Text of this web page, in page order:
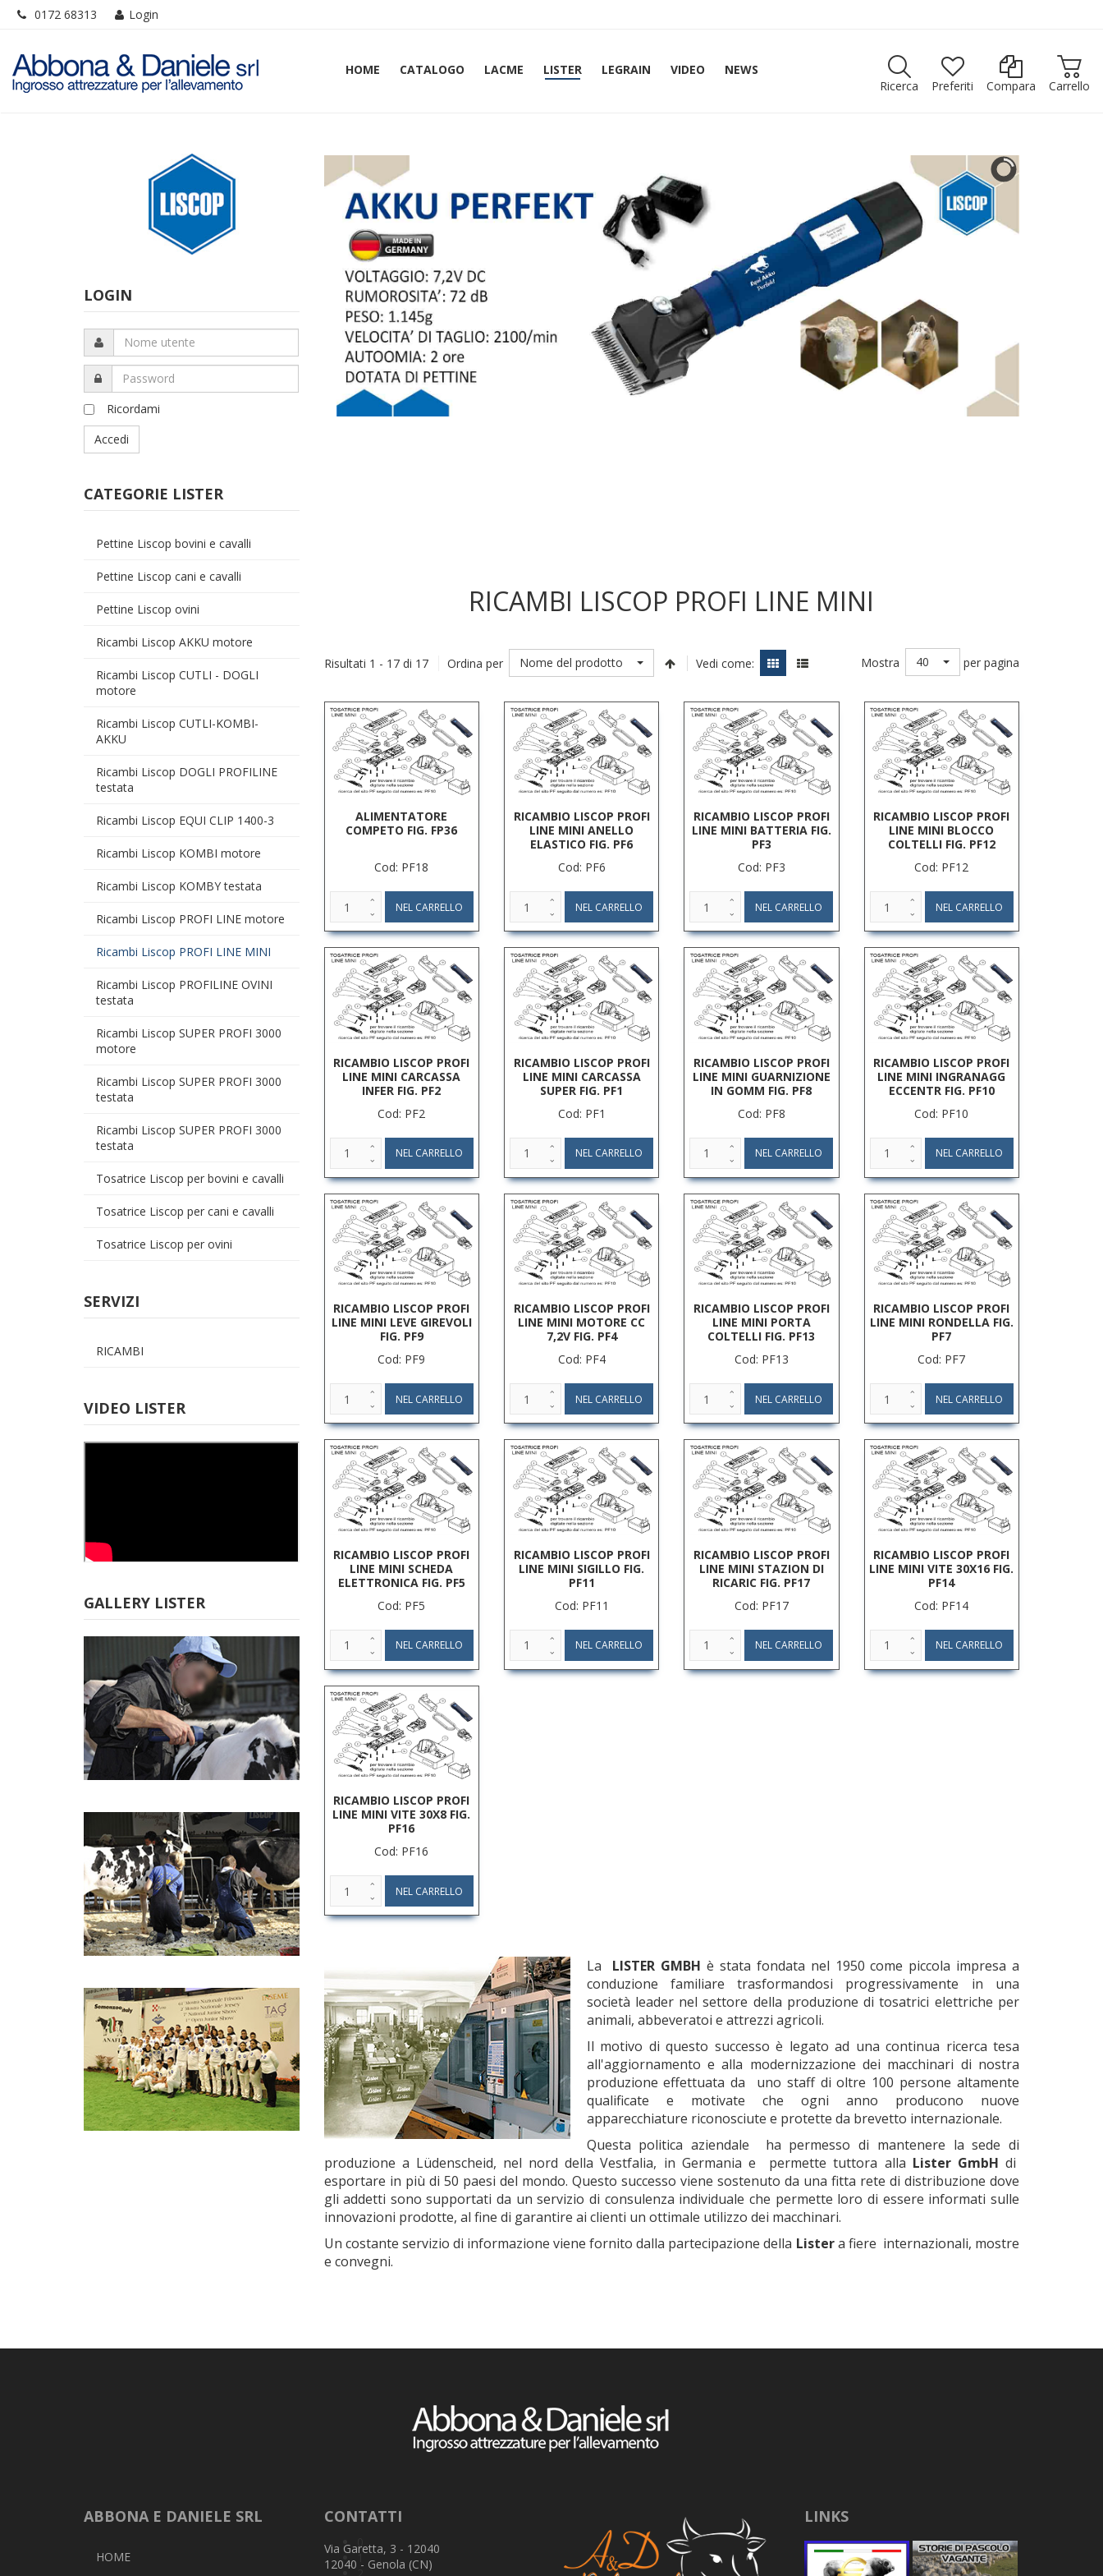
0172 68313 Login
HOME CATALOGO LACME LISTER LEGRAIN VIDEO
NEWS
Ricerca
Preferiti Compara Carrello
LOGIN
Nome
utente
Password
Ricordami
Accedi
CATEGORIE LISTER
Pettine Liscop bovini e cavalli
Pettine Liscop cani e cavalli
Pettine Liscop ovini
Ricambi Liscop AKKU motore
Ricambi Liscop CUTLI - DOGLI
motore
Ricambi Liscop CUTLI-KOMBI-
AKKU
Ricambi Liscop DOGLI PROFILINE
testata
Ricambi Liscop EQUI CLIP 1400-3
Ricambi Liscop KOMBI motore
Ricambi Liscop KOMBY testata
Ricambi Liscop PROFI LINE motore
Ricambi Liscop PROFI LINE MINI
Ricambi Liscop PROFILINE OVINI
testata
Ricambi Liscop SUPER PROFI 3000
motore
Ricambi Liscop SUPER PROFI 3000
testata
Ricambi Liscop SUPER PROFI 3000
testata
Tosatrice Liscop per bovini e cavalli
Tosatrice Liscop per cani e cavalli
Tosatrice Liscop per ovini
SERVIZI
RICAMBI
VIDEO LISTER
GALLERY LISTER
1
RICAMBI LISCOP PROFI LINE MINI
Risultati 1 - 17 di 17 Ordina per Nome del prodotto Vedi come: Mostra 40 per pagina
ALIMENTATORE
COMPETO FIG. FP36
Cod: PF18
RICAMBIO LISCOP PROFI
LINE MINI ANELLO
ELASTICO FIG. PF6
Cod: PF6
RICAMBIO LISCOP PROFI
LINE MINI BATTERIA FIG.
PF3
Cod: PF3
RICAMBIO LISCOP PROFI
LINE MINI BLOCCO
COLTELLI FIG. PF12
Cod: PF12
RICAMBIO LISCOP PROFI
LINE MINI CARCASSA
INFER FIG. PF2
Cod: PF2
RICAMBIO LISCOP PROFI
LINE MINI CARCASSA
SUPER FIG. PF1
Cod: PF1
RICAMBIO LISCOP PROFI
LINE MINI GUARNIZIONE
IN GOMM FIG. PF8
Cod: PF8
RICAMBIO LISCOP PROFI
LINE MINI INGRANAGG
ECCENTR FIG. PF10
Cod: PF10
RICAMBIO LISCOP PROFI
LINE MINI LEVE GIREVOLI
FIG. PF9
Cod: PF9
RICAMBIO LISCOP PROFI
LINE MINI MOTORE CC
7,2V FIG. PF4
Cod: PF4
RICAMBIO LISCOP PROFI
LINE MINI PORTA
COLTELLI FIG. PF13
Cod: PF13
RICAMBIO LISCOP PROFI
LINE MINI RONDELLA FIG.
PF7
Cod: PF7
RICAMBIO LISCOP PROFI
LINE MINI SCHEDA
ELETTRONICA FIG. PF5
Cod: PF5
RICAMBIO LISCOP PROFI
LINE MINI SIGILLO FIG.
PF11
Cod: PF11
RICAMBIO LISCOP PROFI
LINE MINI STAZION DI
RICARIC FIG. PF17
Cod: PF17
RICAMBIO LISCOP PROFI
LINE MINI VITE 30X16 FIG.
PF14
Cod: PF14
RICAMBIO LISCOP PROFI
LINE MINI VITE 30X8 FIG.
PF16
Cod: PF16
La LISTER GMBH è stata fondata nel 1950 come piccola impresa a
conduzione familiare trasformandosi progressivamente in una
società leader nel settore della produzione di tosatrici elettriche per
animali, abbeveratoi e attrezzi agricoli.
Il motivo di questo successo è legato ad una continua ricerca tesa
all'aggiornamento e alla modernizzazione dei macchinari di nostra
produzione effettuata da uno staff di oltre 100 persone altamente
qualificate e motivate che ogni anno producono nuove
apparecchiature riconosciute e protette da brevetto internazionale.
Questa politica aziendale ha permesso di mantenere la sede di
produzione a Lüdenscheid, nel nord della Vestfalia, in Germania e permette tuttora alla Lister GmbH di
esportare in più di 50 paesi del mondo. Questo successo viene sostenuto da una fitta rete di distribuzione dove
gli addetti sono supportati da un servizio di consulenza individuale che permette loro di essere informati sulle
innovazioni prodotte, al fine di garantire ai clienti un ottimale utilizzo dei macchinari.
Un costante servizio di informazione viene fornito dalla partecipazione della Listera fiere internazionali, mostre
e convegni.
ABBONA E DANIELE SRL
HOME
CONTATTI
Via Garetta, 3 - 12040
12040 - Genola (CN)
LINKS